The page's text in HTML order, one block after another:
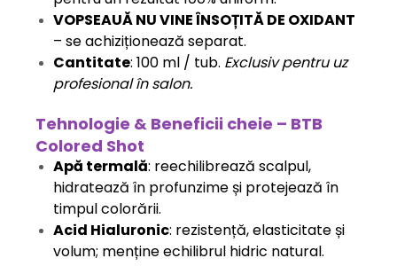
VOPSEAUĂ NU VINE ÎNSOȚITĂ DE OXIDANT
– se achiziționează separat.
Cantitate: 100 ml / tub. Exclusiv pentru uz
profesional în salon.
Tehnologie & Beneficii cheie – BTB
Colored Shot
Apă termală: reechilibrează scalpul,
hidratează în profunzime și protejează în
timpul colorării.
Acid Hialuronic: rezistență, elasticitate și
volum; menține echilibrul hidric natural.